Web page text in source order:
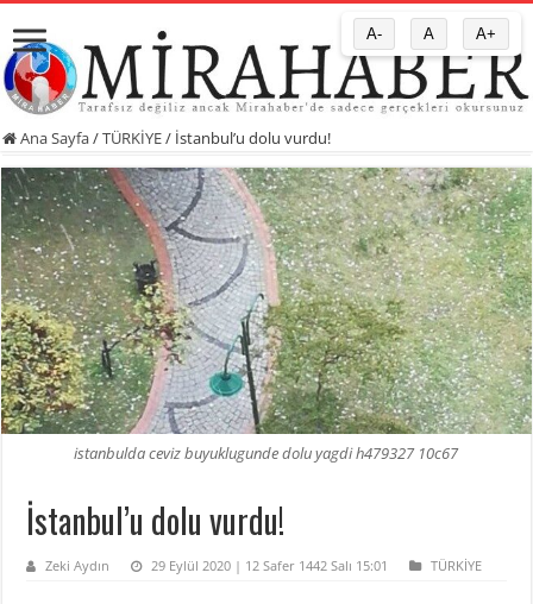
Ana Sayfa/TÜRKİYE/ İstanbul’u dolu vurdu!
istanbulda ceviz buyuklugunde dolu yagdi h479327 10c67
İstanbul’u dolu vurdu!
Zeki Aydın 29 Eylül 2020 | 12 Safer 1442 Salı 15:01 TÜRKİYE
A- A A+